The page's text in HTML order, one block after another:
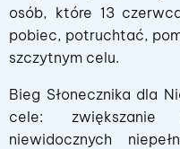
osób, które 13
pobiec, potruchtać,
szczytnym celu.
Bieg Słonecznika dla
cele:
niewidocznych